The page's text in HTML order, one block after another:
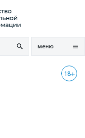
меню
18+